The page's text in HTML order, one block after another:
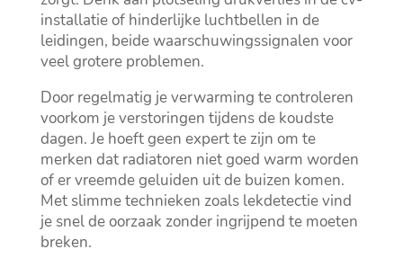
installatie of hinderlijke luchtbellen in de
leidingen, beide waarschuwingssignalen voor
veel grotere problemen.​
Door regelmatig je verwarming te controleren
voorkom je verstoringen tijdens de koudste
dagen.​ Je hoeft geen expert te zijn om te
merken dat radiatoren niet goed warm worden
of er vreemde geluiden uit de buizen komen.​
Met slimme technieken zoals lekdetectie vind
je snel de oorzaak zonder ingrijpend te moeten
breken.​